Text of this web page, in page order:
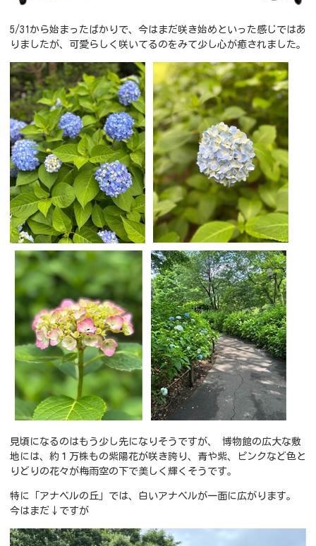
5/31から始まったばかりで、今はまだ咲き始めといった感じではあ
りましたが、可愛らしく咲いてるのをみて少し心が癒されました。
見頃になるのはもう少し先になりそうですが、 博物館の広大な敷
地には、約１万株もの紫陽花が咲き誇り、青や紫、ピンクなど色と
りどりの花々が梅雨空の下で美しく輝くそうです。
特に「アナベルの丘」では、白いアナベルが一面に広がります。
今はまだ↓ですが